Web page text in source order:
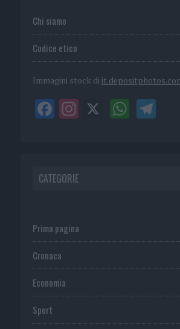
Chi siamo
Codice etico
Immagini stock di
CATEGORIE
Prima pagina
Cronaca
Economia
Sport